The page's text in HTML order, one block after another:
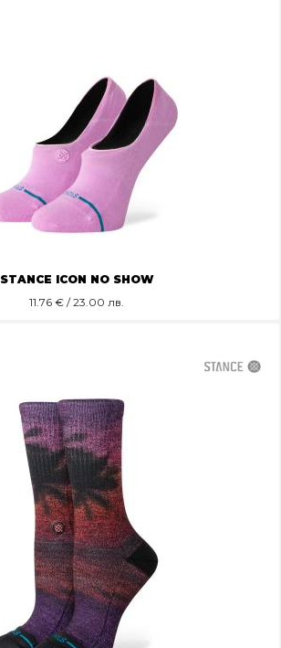
STANCE ICON NO SHOW
11.76 € / 23.00 лв.